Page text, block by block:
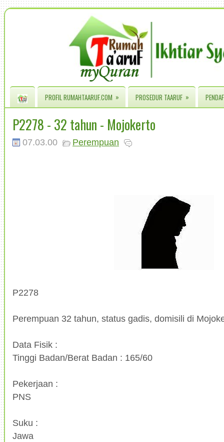
PROFIL RUMAHTAARUF.COM » PROSEDUR TAARUF »
P2278 - 32 tahun - Mojokerto
07.03.00 Perempuan
P2278
Perempuan 32 tahun, status gadis, domisili di
Data Fisik :
Tinggi Badan/Berat Badan : 165/60
Pekerjaan :
PNS
Suku :
Jawa